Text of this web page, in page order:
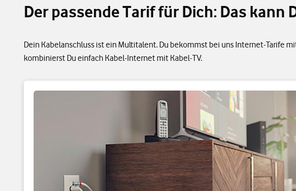
Der passende Tarif für Dich: Das
Dein Kabelanschluss ist ein Multitalent. Du bekommst bei uns Internet-Tarife
kombinierst Du einfach Kabel-Internet mit Kabel-TV.